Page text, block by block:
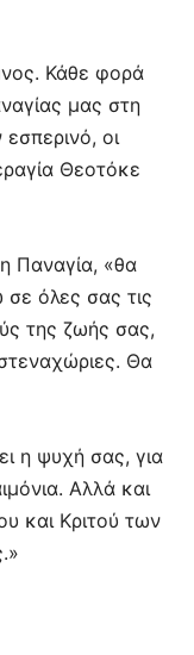
Κάθε φορά
μας στη
οι
Θεοτόκε
Παναγία, «θα
όλες σας τις
της ζωής σας,
Θα
η ψυχή σας, για
Αλλά και
και Κριτού των